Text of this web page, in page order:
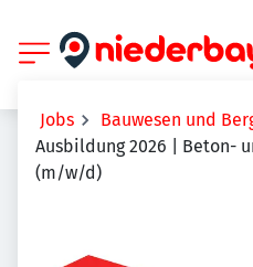
Jobs
Bauwesen und
Ausbildung 2026 | Beton-
(m/w/d)